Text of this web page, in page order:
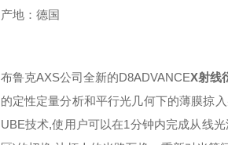
产地：德国
布鲁克AXS公司全新的D8ADVANCEX射线
的定性定量分析和平行光几何下的薄膜掠
UBE技术,使用户可以在1分钟内完成从线